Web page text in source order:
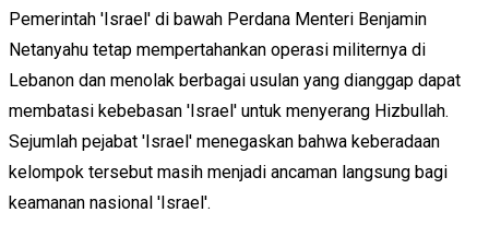
Pemerintah 'Israel' di bawah Perdana Menteri Benjamin
Netanyahu tetap mempertahankan operasi militernya di
Lebanon dan menolak berbagai usulan yang dianggap dapat
membatasi kebebasan 'Israel' untuk menyerang Hizbullah.
Sejumlah pejabat 'Israel' menegaskan bahwa keberadaan
kelompok tersebut masih menjadi ancaman langsung bagi
keamanan nasional 'Israel'.